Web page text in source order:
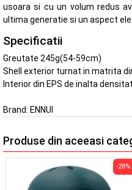
usoara si cu un volum redus
ultima generatie si un aspect
Specificatii
Greutate 245g(54-59cm)
Shell exterior turnat in matrita
Interior din EPS de inalta
Brand: ENNUI
Produse din aceeasi
-28%